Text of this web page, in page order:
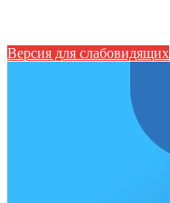
Версия для слабовидящих